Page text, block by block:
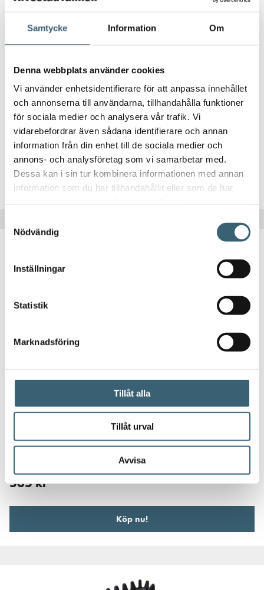
Samtycke Information Om
Denna webbplats använder cookies
Vi använder enhetsidentifierare för att anpassa innehållet
och annonserna till användarna, tillhandahålla funktioner
för sociala medier och analysera vår trafik. Vi
vidarebefordrar även sådana identifierare och annan
information från din enhet till de sociala medier och
annons- och analysföretag som vi samarbetar med.
Dessa kan i sin tur kombinera informationen med annan
information som du har tillhandahållit eller som de har
Nödvändig
Inställningar
Statistik
Marknadsföring
Tillåt alla
Tillåt urval
Avvisa
DIESELTANK RESERVDELAR & TILLBEHÖR
Överfyllnadsskydd med kabel till FuelMaster
796kr
Köp nu!
535kr
Köp nu!